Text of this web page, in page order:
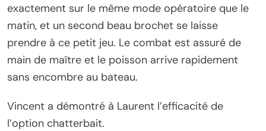
exactement sur le même mode opératoire que le
matin, et un second beau brochet se laisse
prendre à ce petit jeu. Le combat est assuré de
main de maître et le poisson arrive rapidement
sans encombre au bateau.
Vincent a démontré à Laurent l’efficacité de
l’option chatterbait.